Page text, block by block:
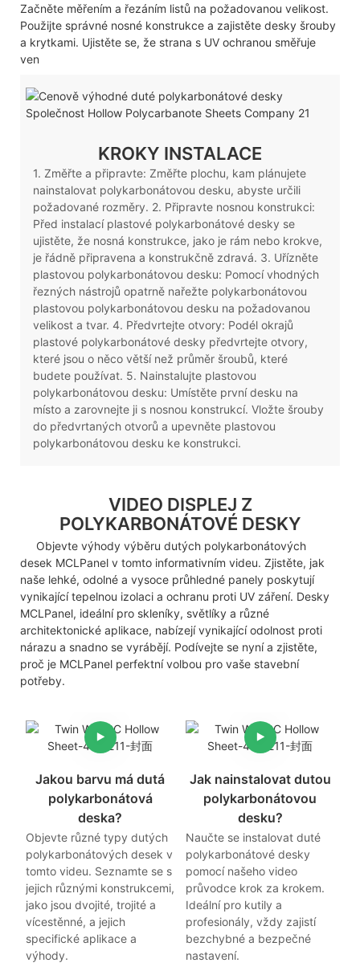
Začněte měřením a řezáním listů na požadovanou velikost.
Použijte správné nosné konstrukce a zajistěte desky šrouby
a krytkami. Ujistěte se, že strana s UV ochranou směřuje
ven
KROKY INSTALACE
1. Změřte a připravte: Změřte plochu, kam plánujete
nainstalovat polykarbonátovou desku, abyste určili
požadované rozměry. 2. Připravte nosnou konstrukci:
Před instalací plastové polykarbonátové desky se
ujistěte, že nosná konstrukce, jako je rám nebo krokve,
je řádně připravena a konstrukčně zdravá. 3. Uřízněte
plastovou polykarbonátovou desku: Pomocí vhodných
řezných nástrojů opatrně nařežte polykarbonátovou
plastovou polykarbonátovou desku na požadovanou
velikost a tvar. 4. Předvrtejte otvory: Podél okrajů
plastové polykarbonátové desky předvrtejte otvory,
které jsou o něco větší než průměr šroubů, které
budete používat. 5. Nainstalujte plastovou
polykarbonátovou desku: Umístěte první desku na
místo a zarovnejte ji s nosnou konstrukcí. Vložte šrouby
do předvrtaných otvorů a upevněte plastovou
polykarbonátovou desku ke konstrukci.
VIDEO DISPLEJ Z
POLYKARBONÁTOVÉ DESKY
Objevte výhody výběru dutých polykarbonátových
desek MCLPanel v tomto informativním videu. Zjistěte, jak
naše lehké, odolné a vysoce průhledné panely poskytují
vynikající tepelnou izolaci a ochranu proti UV záření. Desky
MCLPanel, ideální pro skleníky, světlíky a různé
architektonické aplikace, nabízejí vynikající odolnost proti
nárazu a snadno se vyrábějí. Podívejte se nyní a zjistěte,
proč je MCLPanel perfektní volbou pro vaše stavební
potřeby.
Jakou barvu má dutá
polykarbonátová
deska?
Objevte různé typy dutých
polykarbonátových desek v
tomto videu. Seznamte se s
jejich různými konstrukcemi,
jako jsou dvojité, trojité a
vícestěnné, a jejich
specifické aplikace a
výhody.
Jak nainstalovat dutou
polykarbonátovou
desku?
Naučte se instalovat duté
polykarbonátové desky
pomocí našeho video
průvodce krok za krokem.
Ideální pro kutily a
profesionály, vždy zajistí
bezchybné a bezpečné
nastavení.